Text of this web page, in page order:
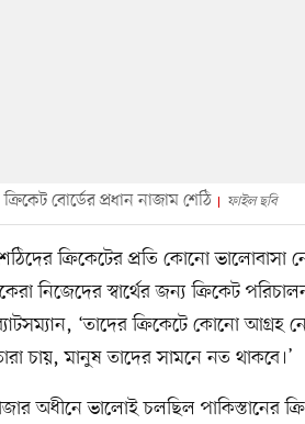
ক্রিকেট বোর্ডের প্রধান নাজাম শেঠি ফাইল ছবি
ক্রিকেটের প্রতি কোনো
নিজেদের স্বার্থের জন্য ক্রিকেট
‘তাদের ক্রিকেটে কোনো আগ্রহ
চায়, মানুষ তাদের সামনে নত থাকবে।’
অধীনে ভালোই চলছিল পাকিস্তানের